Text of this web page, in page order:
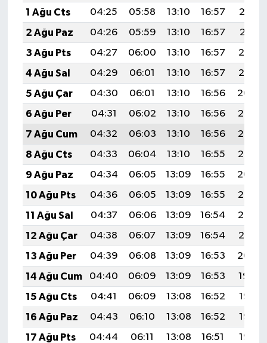
1 Ağu Cts
04:25 05:58 13:10 16:57
20:12
2 Ağu Paz
04:26 05:59 13:10 16:57
20:11
3 Ağu Pts
04:27 06:00 13:10 16:57
20:10
4 Ağu Sal
04:29 06:01 13:10 16:57
20:10
5 Ağu Çar
04:30 06:01 13:10 16:56
20:09
6 Ağu Per
04:31 06:02 13:10 16:56
20:08
7 Ağu Cum
04:32 06:03 13:10 16:56
20:06
8 Ağu Cts
04:33 06:04 13:10 16:55
20:05
9 Ağu Paz
04:34 06:05 13:09 16:55
20:04
10 Ağu Pts
04:36 06:05 13:09 16:55
20:03
11 Ağu Sal
04:37 06:06 13:09 16:54
20:02
12 Ağu Çar
04:38 06:07 13:09 16:54
20:01
13 Ağu Per
04:39 06:08 13:09 16:53
20:00
14 Ağu Cum
04:40 06:09 13:09 16:53
19:59
15 Ağu Cts
04:41 06:09 13:08 16:52
19:58
16 Ağu Paz
04:43 06:10 13:08 16:52
19:56
17 Ağu Pts
04:44 06:11 13:08 16:51
19:55